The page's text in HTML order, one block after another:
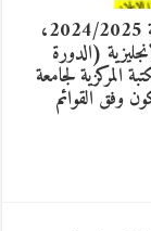
هام: ليكن في علم طلبة الدكتوراه السنة الثانية، دفعة 2024/2025،
(الدورة
الثلاثاء 30/06/2026، بالمكتبة المركزية لجامعة
وفق القوائم